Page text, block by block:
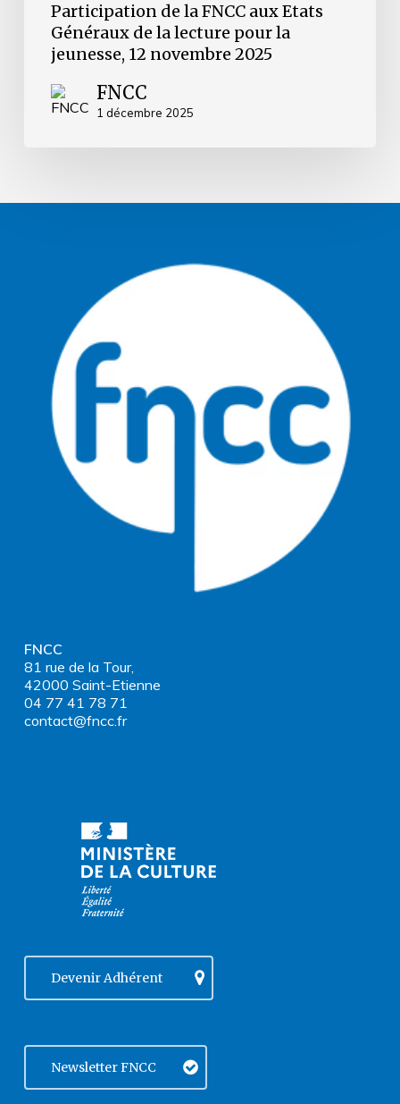
Participation de la FNCC aux Etats
Généraux de la lecture pour la
jeunesse, 12 novembre 2025
FNCC
1 décembre 2025
FNCC
81 rue de la Tour,
42000 Saint-Etienne
04 77 41 78 71
contact@fncc.fr
Devenir Adhérent
Newsletter FNCC